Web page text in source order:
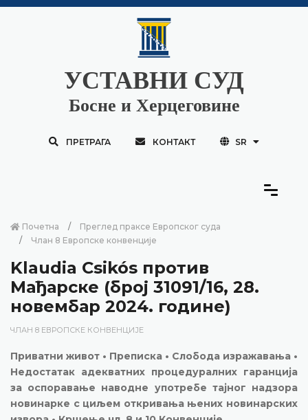
УСТАВНИ СУД
Босне и Херцеговине
ПРЕТРАГА КОНТАКТ SR
Почетна
Преглед праксе Европског суда
Члан 8 Европске конвенције
Klaudia Csikós против
Мађарске (број 31091/16, 28.
новембар 2024. године)
ЧЛАН 8 ЕВРОПСКЕ КОНВЕНЦИЈЕ
Приватни живот • Преписка • Слобода изражавања •
Недостатак адекватних процедуралних гаранција
за оспоравање наводне употребе тајног надзора
новинарке с циљем откривања њених новинарских